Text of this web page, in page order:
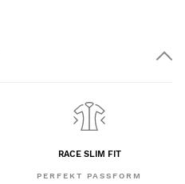
RACE SLIM FIT
PERFEKT PASSFORM